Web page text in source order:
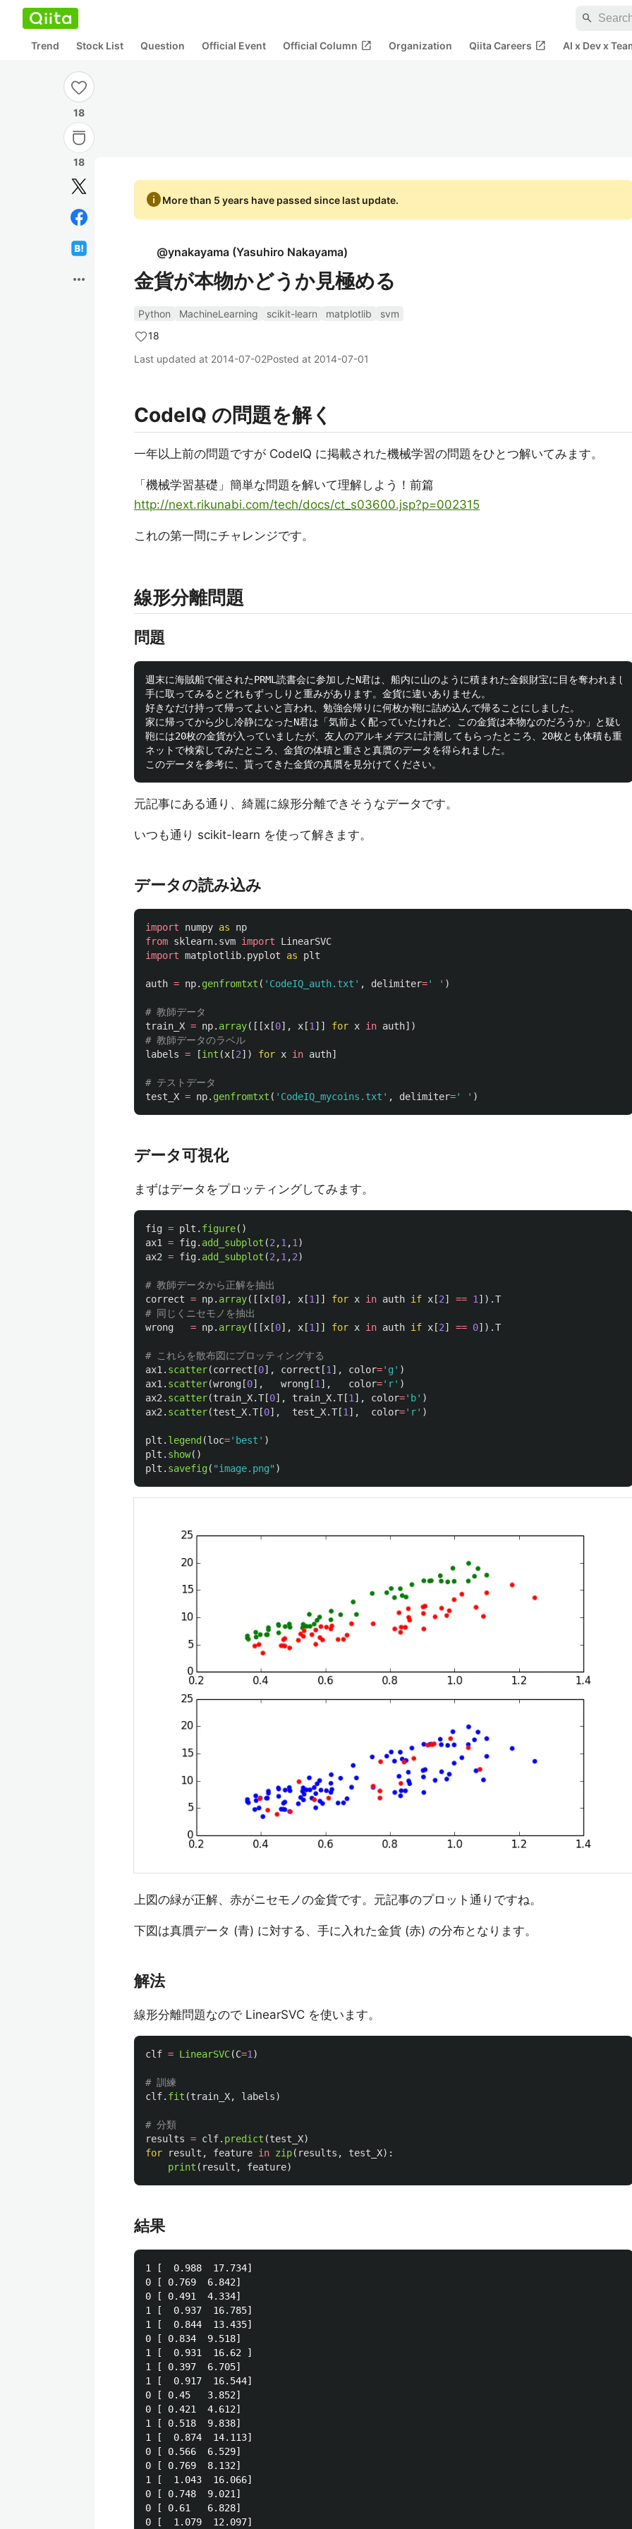
search
Trend Stock List Question Official Event Official Column open_in_new Organization Qiita Careers open_in_new AI x Dev x
18
18
more_horiz
infoMore than 5 years have passed since last update.
@ynakayama (Yasuhiro Nakayama)
金貨が本物かどうか見極める
Python MachineLearning scikit-learn matplotlib
svm
18
Last updated at 2014-07-02Posted at 2014-07-01
CodeIQ の問題を解く
一年以上前の問題ですが CodeIQ に掲載された機械学習の問題をひとつ解いてみます。
「機械学習基礎」簡単な問題を解いて理解しよう！前篇
http://next.rikunabi.com/tech/docs/ct_s03600.jsp?p=002315
これの第一問にチャレンジです。
線形分離問題
問題
週末に海賊船で催されたPRML読書会に参加したN君は、船内に山のように積まれた金銀財宝に目を奪われ
手に取ってみるとどれもずっしりと重みがあります。金貨に違いありません。
好きなだけ持って帰ってよいと言われ、勉強会帰りに何枚か鞄に詰め込んで帰ることにしました。
家に帰ってから少し冷静になったN君は「気前よく配っていたけれど、この金貨は本物なのだろうか」と疑い
鞄には20枚の金貨が入っていましたが、友人のアルキメデスに計測してもらったところ、20枚とも体積も重さ
ネットで検索してみたところ、金貨の体積と重さと真贋のデータを得られました。
元記事にある通り、綺麗に線形分離できそうなデータです。
いつも通り scikit-learn を使って解きます。
データの読み込み
import numpy as
np
from sklearn.svm import
LinearSVC
import matplotlib.pyplot as plt
auth = np. genfromtxt ( ' CodeIQ_auth.txt ' , delimiter=' ' )
train_X = np. array([[x [0], x [1 ]] for x in auth])
labels = [int (x [2]) for x in auth]
test_X = np. genfromtxt ( ' CodeIQ_mycoins.txt ' , delimiter=' ' )
データ可視化
まずはデータをプロッティングしてみます。
fig = plt . figure()
ax1
= fig. add_subplot (2 ,1 ,1 )
ax2 = fig. add_subplot (2 ,1 ,2)
correct = np. array([[x [0], x [1 ]] for x in auth if x [2] == 1 ]).T
wrong
= np. array([[x [0], x [1 ]] for x in auth if x [2] == 0]).T
ax1 . scatter(correct [0], correct [1 ], color=' g ' )
ax1 . scatter(wrong [0], wrong [1 ], color=' r' )
ax2 . scatter(train_X.T [0], train_X.T [1 ], color=' b' )
ax2 . scatter(test_X.T [0], test_X.T [1 ], color=' r' )
plt . legend (loc=' best ' )
plt . show()
plt . savefig( "image.png" )
上図の緑が正解、赤がニセモノの金貨です。元記事のプロット通りですね。
下図は真贋データ (青) に対する、手に入れた金貨 (赤) の分布となります。
解法
線形分離問題なので LinearSVC を使います。
clf = LinearSVC(C=1 )
clf. fit (train_X, labels)
results = clf. predict (test_X)
for
result , feature in zip( results , test_X):
print ( result , feature)
結果
1 [  0.988  17.734]
0 [ 0.769  6.842]
0 [ 0.491  4.334]
1 [  0.937  16.785]
1 [  0.844  13.435]
0 [ 0.834  9.518]
1 [  0.931  16.62 ]
1 [ 0.397  6.705]
1 [  0.917  16.544]
0 [ 0.45   3.852]
0 [ 0.421  4.612]
1 [ 0.518  9.838]
1 [  0.874  14.113]
0 [ 0.566  6.529]
0 [ 0.769  8.132]
1 [  1.043  16.066]
0 [ 0.748  9.021]
0 [ 0.61   6.828]
0 [  1.079  12.097]